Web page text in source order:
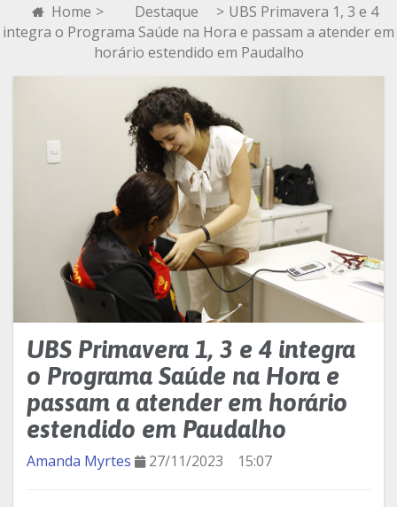
Home > Destaque > UBS Primavera 1, 3 e 4
integra o Programa Saúde na Hora e passam a atender em
horário estendido em Paudalho
UBS Primavera 1, 3 e 4 integra
o Programa Saúde na Hora e
passam a atender em horário
estendido em Paudalho
Amanda Myrtes 27/11/2023 15:07